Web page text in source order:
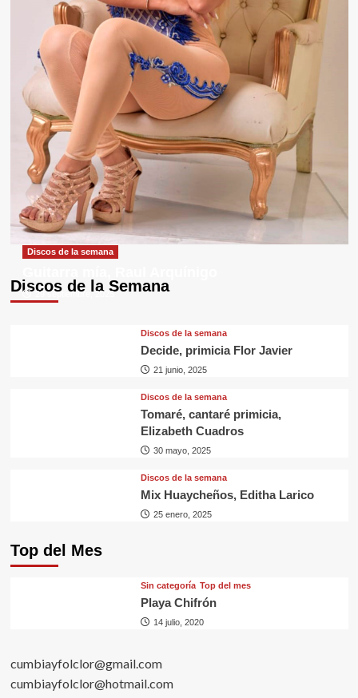
Discos de la Semana
Discos de la semana
29 septiembre, 2025
Discos de la semana
Decide, primicia Flor Javier
21 junio, 2025
Discos de la semana
Tomaré, cantaré primicia,
Elizabeth Cuadros
30 mayo, 2025
Discos de la semana
Mix Huaycheños, Editha Larico
25 enero, 2025
Top del Mes
Sin categorí­a Top del mes
Playa Chifrón
14 julio, 2020
cumbiayfolclor@gmail.com
cumbiayfolclor@hotmail.com